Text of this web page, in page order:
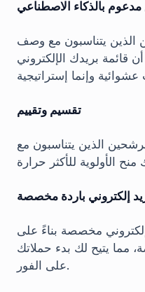
بالذكاء الاصطناعي
الذين يتناسبون مع وصف
قائمة بريدك الإلكتروني
تقسيم وتقييم
الذين يتناسبون مع
إلكتروني باردة مخصصة
مخصصة بناءً على
مما يتيح لك بدء حملاتك
على الفور.